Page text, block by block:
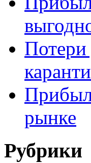
рынке
Рубрики